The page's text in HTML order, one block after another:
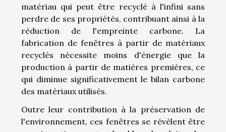
matériau qui peut être recyclé à l'infini sans
perdre de ses propriétés, contribuant ainsi à la
réduction de l'empreinte carbone. La
fabrication de fenêtres à partir de matériaux
recyclés nécessite moins d'énergie que la
production à partir de matières premières, ce
qui diminue significativement le bilan carbone
des matériaux utilisés.
Outre leur contribution à la préservation de
l'environnement, ces fenêtres se révèlent être